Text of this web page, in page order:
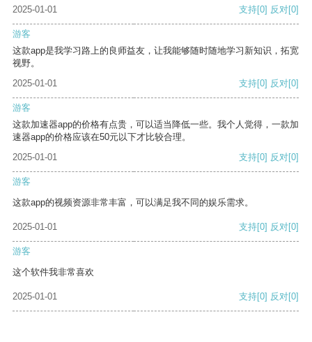
2025-01-01
支持[0] 反对[0]
游客
这款app是我学习路上的良师益友，让我能够随时随地学习新知识，拓宽
视野。
2025-01-01
支持[0] 反对[0]
游客
这款加速器app的价格有点贵，可以适当降低一些。我个人觉得，一款加
速器app的价格应该在50元以下才比较合理。
2025-01-01
支持[0] 反对[0]
游客
这款app的视频资源非常丰富，可以满足我不同的娱乐需求。
2025-01-01 支持[0] 反对[0]
游客
这个软件我非常喜欢
2025-01-01 支持[0] 反对[0]